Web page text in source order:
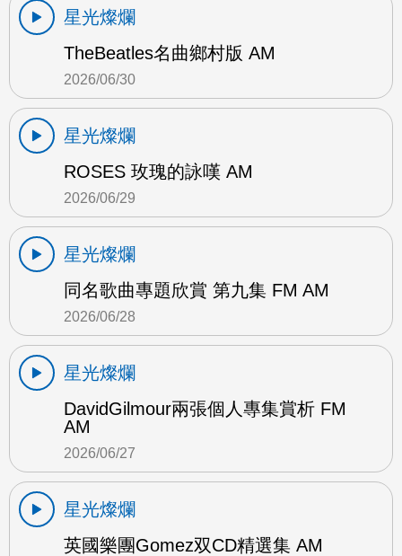
星光燦爛
TheBeatles名曲鄉村版 AM
2026/06/30
星光燦爛
ROSES 玫瑰的詠嘆 AM
2026/06/29
星光燦爛
同名歌曲專題欣賞 第九集 FM AM
2026/06/28
星光燦爛
DavidGilmour兩張個人專集賞析 FM
AM
2026/06/27
星光燦爛
英國樂團Gomez双CD精選集 AM